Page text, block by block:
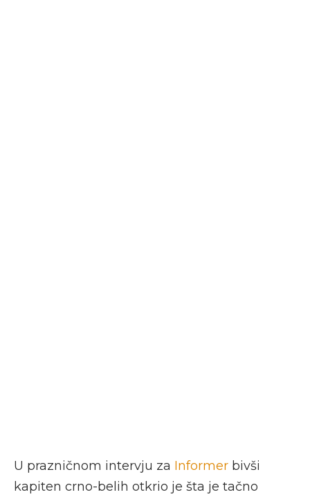
U prazničnom intervju za Informer bivši
kapiten crno-belih otkrio je šta je tačno